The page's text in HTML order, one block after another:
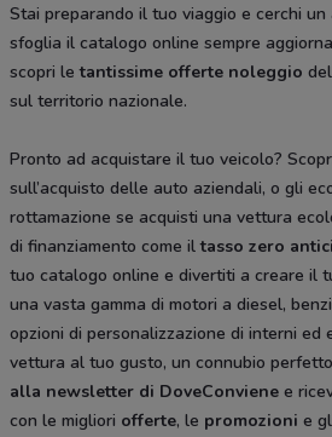
Stai preparando il tuo viaggio e cerchi
sfoglia il catalogo online sempre
scopri le tantissime offerte noleggio
sul territorio nazionale.
Pronto ad acquistare il tuo veicolo?
sull’acquisto delle auto aziendali, o gli
rottamazione se acquisti una vettura
di finanziamento come iltasso zero
tuo catalogo online e divertiti a creare il
una vasta gamma di motori a diesel,
opzioni di personalizzazione di interni
vettura al tuo gusto, un connubio
alla newsletter di DoveConviene e
con le migliori offerte, le promozioni e